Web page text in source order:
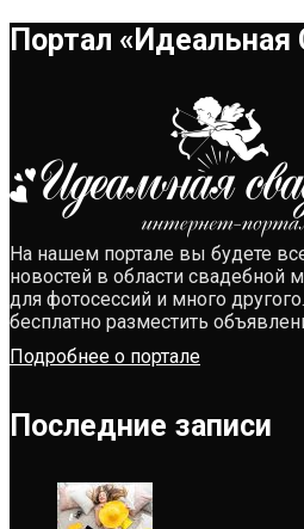
Портал «Идеальная
На нашем портале вы будете
новостей в области свадебной
для фотосессий и много
бесплатно разместить
Подробнее о портале
Последние записи